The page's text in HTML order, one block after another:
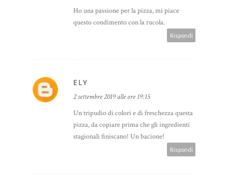
Ho una passione per la pizza, mi piace
questo condimento con la rucola.
Rispondi
ELY
2 settembre 2019 alle ore 19:15
Un tripudio di colori e di freschezza questa
pizza, da copiare prima che gli ingredienti
stagionali finiscano! Un bacione!
Rispondi